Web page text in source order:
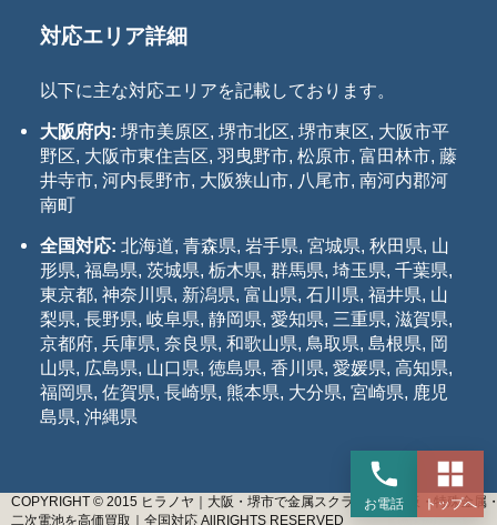
お電話 トップへ
対応エリア詳細
以下に主な対応エリアを記載しております。
大阪府内: 堺市美原区, 堺市北区, 堺市東区, 大阪市平
野区, 大阪市東住吉区, 羽曳野市, 松原市, 富田林市, 藤
井寺市, 河内長野市, 大阪狭山市, 八尾市, 南河内郡河
南町
全国対応: 北海道, 青森県, 岩手県, 宮城県, 秋田県, 山
形県, 福島県, 茨城県, 栃木県, 群馬県, 埼玉県, 千葉県,
東京都, 神奈川県, 新潟県, 富山県, 石川県, 福井県, 山
梨県, 長野県, 岐阜県, 静岡県, 愛知県, 三重県, 滋賀県,
京都府, 兵庫県, 奈良県, 和歌山県, 鳥取県, 島根県, 岡
山県, 広島県, 山口県, 徳島県, 香川県, 愛媛県, 高知県,
福岡県, 佐賀県, 長崎県, 熊本県, 大分県, 宮崎県, 鹿児
島県, 沖縄県
COPYRIGHT © 2015 ヒラノヤ｜大阪・堺市で金属スクラップ・基板・特殊金属
二次電池を高価買取｜全国対応 AllRIGHTS RESERVED